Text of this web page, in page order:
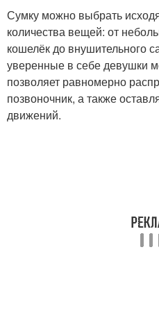
Сумку можно выбрать
количества вещей: от
кошелёк до внушительного
уверенные в себе девушки
позволяет равномерно
позвоночник, а также
движений.